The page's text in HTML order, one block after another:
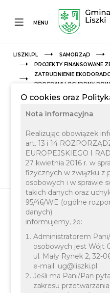
MENU
LISZKI.PL SAMORZĄD
PROJEKTY FINANSOWANE
ZATRUDNIENIE
PROGRAMU OCHRONY
Programu
Powietrza
O cookies oraz
Nota informacyjna
Realizując obowiązek
art. 13 i 14
EUROPEJSKIEGO I
27 kwietnia 2016 r. w
fizycznych w związku z
osobowych i w sprawie
takich danych oraz
95/46/WE (ogólne
danych)
informujemy, że:
Administratorem
osobowych jest Wójt
ul. Mały Rynek 2, 32-
e-mail: ug@liszki.pl.
Jeśli ma Pani/Pan
zakresu